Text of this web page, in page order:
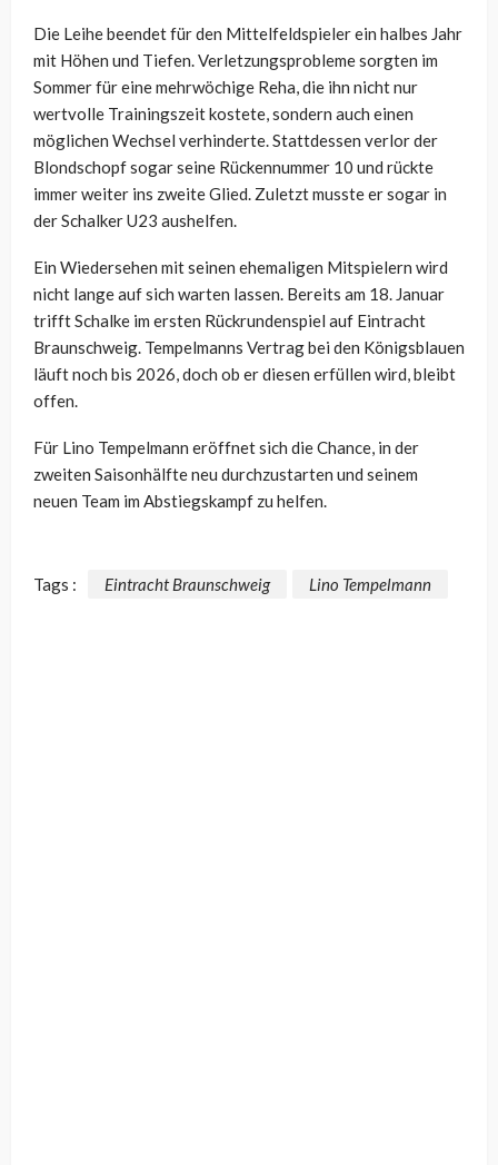
Die Leihe beendet für den Mittelfeldspieler ein halbes Jahr
mit Höhen und Tiefen. Verletzungsprobleme sorgten im
Sommer für eine mehrwöchige Reha, die ihn nicht nur
wertvolle Trainingszeit kostete, sondern auch einen
möglichen Wechsel verhinderte. Stattdessen verlor der
Blondschopf sogar seine Rückennummer 10 und rückte
immer weiter ins zweite Glied. Zuletzt musste er sogar in
der Schalker U23 aushelfen.
Ein Wiedersehen mit seinen ehemaligen Mitspielern wird
nicht lange auf sich warten lassen. Bereits am 18. Januar
trifft Schalke im ersten Rückrundenspiel auf Eintracht
Braunschweig. Tempelmanns Vertrag bei den Königsblauen
läuft noch bis 2026, doch ob er diesen erfüllen wird, bleibt
offen.
Für Lino Tempelmann eröffnet sich die Chance, in der
zweiten Saisonhälfte neu durchzustarten und seinem
neuen Team im Abstiegskampf zu helfen.
Tags : Eintracht Braunschweig Lino Tempelmann